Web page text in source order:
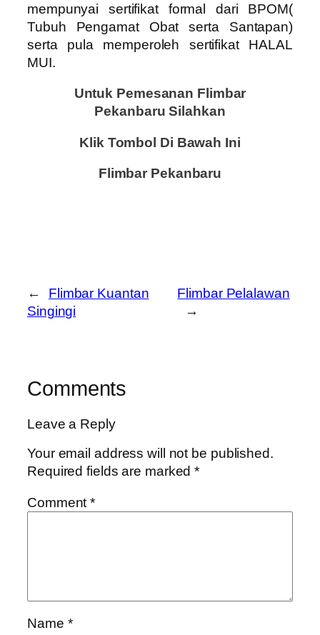
mempunyai sertifikat formal dari BPOM(
Tubuh Pengamat Obat serta Santapan)
serta pula memperoleh sertifikat HALAL
MUI.
Untuk Pemesanan Flimbar
Pekanbaru Silahkan
Klik Tombol Di Bawah Ini
Flimbar Pekanbaru
←
Flimbar Kuantan
Singingi
Flimbar Pelalawan
→
Comments
Leave a Reply
Your email address will not be published.
Required fields are marked*
Comment*
Name *